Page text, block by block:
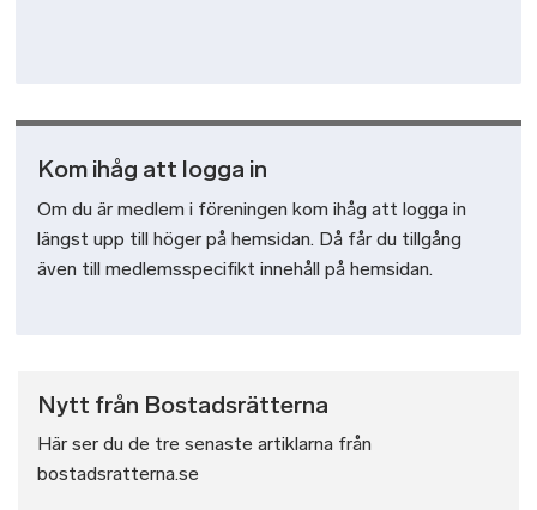
Kom ihåg att logga in
Om du är medlem i föreningen kom ihåg att logga in
längst upp till höger på hemsidan. Då får du tillgång
även till medlemsspecifikt innehåll på hemsidan.
Nytt från Bostadsrätterna
Här ser du de tre senaste artiklarna från
bostadsratterna.se